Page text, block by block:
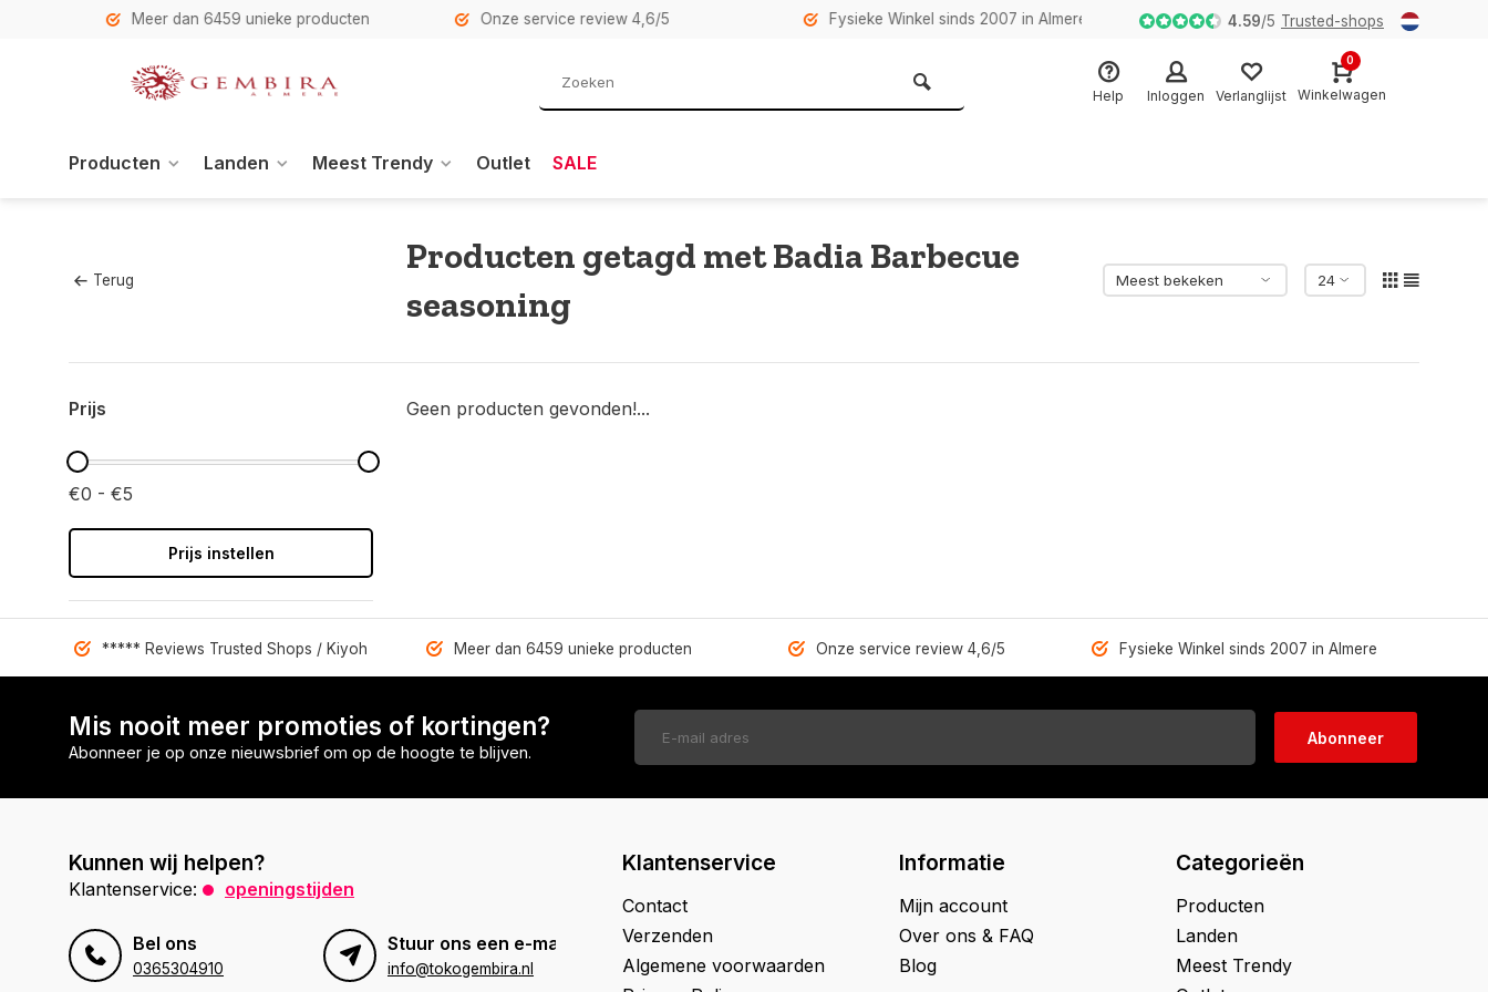
Meer dan 6459 unieke producten Onze service review 4,6/5 Fysieke Winkel sinds 2007 in Almere 4.59/5 Trusted-shops
Help Inloggen Verlanglijst
0
Winkelwagen
Producten Landen Meest Trendy Outlet SALE
Terug
Producten getagd met Badia Barbecue
seasoning
Prijs
€0 - €5
Prijs instellen
Geen producten gevonden!...
***** Reviews Trusted Shops / Kiyoh Meer dan 6459 unieke producten Onze service review 4,6/5 Fysieke Winkel sinds 2007 in Almere
Mis nooit meer promoties of kortingen?
Abonneer je op onze nieuwsbrief om op de hoogte te blijven.
Abonneer
Kunnen wij helpen?
Klantenservice: openingstijden
Bel ons
0365304910
Stuur ons een e-mail
info@tokogembira.nl
Klantenservice
Contact
Verzenden
Algemene voorwaarden
Informatie
Mijn account
Over ons & FAQ
Blog
Categorieën
Producten
Landen
Meest Trendy